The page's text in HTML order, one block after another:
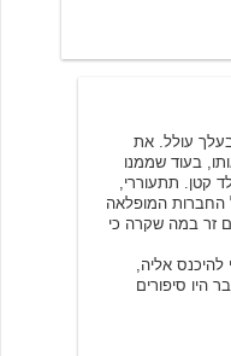
עולל. את
בעוד שממנו
קטן. תתעוררי,
המופלאה
זר במה שקרה כי
להיכנס אליה,
היו סיפורים